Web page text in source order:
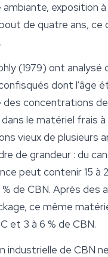
exposition à
bout de quatre ans,
(1979) ont analysé
dont l'âge
concentrations
dans le matériel frais
vieux de plusieurs
de grandeur : du
peut contenir 15 à
de CBN. Après des
ce même
et 3 à 6 % de CBN.
industrielle de CBN